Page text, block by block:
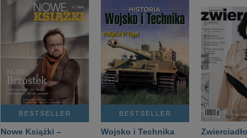
BESTSELLER
Nowe Książki –
BESTSELLER
Wojsko i Technika